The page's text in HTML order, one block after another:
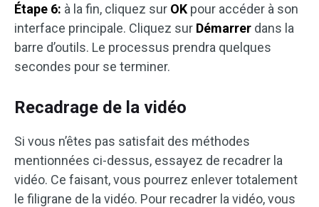
Étape 6: à la fin, cliquez sur OK pour accéder à son
interface principale. Cliquez sur Démarrer dans la
barre d’outils. Le processus prendra quelques
secondes pour se terminer.
Recadrage de la vidéo
Si vous n’êtes pas satisfait des méthodes
mentionnées ci-dessus, essayez de recadrer la
vidéo. Ce faisant, vous pourrez enlever totalement
le filigrane de la vidéo. Pour recadrer la vidéo, vous